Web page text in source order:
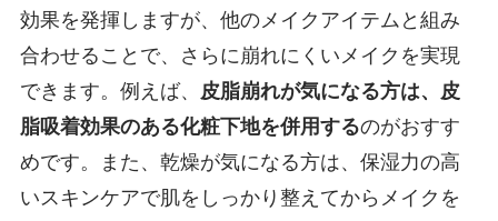
効果を発揮しますが、他のメイクアイテムと組み
合わせることで、さらに崩れにくいメイクを実現
できます。例えば、 皮脂崩れが気になる方は、皮
脂吸着効果のある化粧下地を併用するのがおすす
めです。また、乾燥が気になる方は、保湿力の高
いスキンケアで肌をしっかり整えてからメイクを